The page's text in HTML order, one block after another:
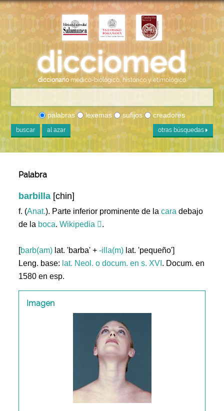
diccionario médico-biológico, histórico y etimológico
palabras lexemas sufijos creadores
buscar al azar otras búsquedas
Palabra
barbilla [chin]
f. (Anat.). Parte inferior prominente de lacara debajo
de la boca.Wikipedia .
[barb(am) lat. 'barba' +-illa(m) lat. 'pequeño']
Leng. base: lat. Neol. o docum. en s. XVI . Docum. en
1580 en esp.
Imagen